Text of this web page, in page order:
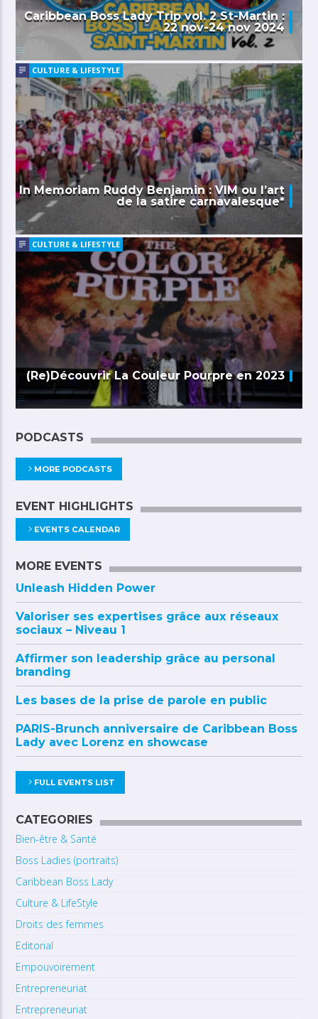
Caribbean Boss Lady Trip vol. 2 St-Martin :
22 nov-24 nov 2024
CULTURE & LIFESTYLE
In Memoriam Ruddy Benjamin : VIM ou l’art
de la satire carnavalesque*
CULTURE & LIFESTYLE
(Re)Découvrir La Couleur Pourpre en 2023
PODCASTS
MORE PODCASTS
EVENT HIGHLIGHTS
EVENTS CALENDAR
MORE EVENTS
Unleash Hidden Power
Valoriser ses expertises grâce aux réseaux
sociaux – Niveau 1
Affirmer son leadership grâce au personal
branding
Les bases de la prise de parole en public
PARIS-Brunch anniversaire de Caribbean Boss
Lady avec Lorenz en showcase
FULL EVENTS LIST
CATEGORIES
Bien-être & Santé
Boss Ladies (portraits)
Caribbean Boss Lady
Culture & LifeStyle
Droits des femmes
Editorial
Empouvoirement
Entrepreneuriat
Entrepreneuriat